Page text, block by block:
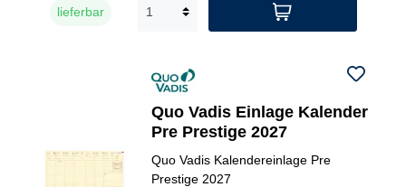
lieferbar
Quo Vadis Einlage Kalender
Pre Prestige 2027
Quo Vadis Kalendereinlage Pre
Prestige 2027